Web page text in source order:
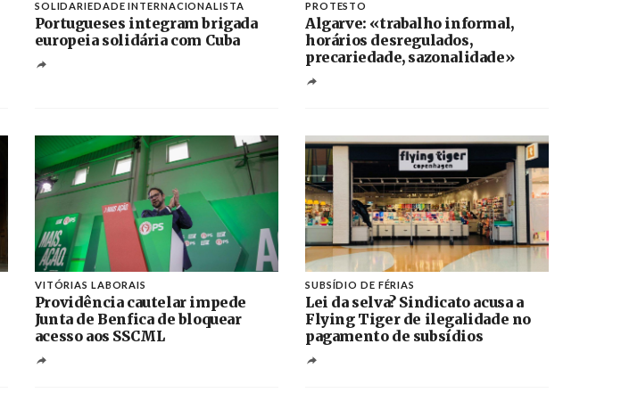
SOLIDARIEDADE INTERNACIONALISTA
Portugueses integram brigada
europeia solidária com Cuba
PROTESTO
Algarve: «trabalho informal,
horários desregulados,
precariedade, sazonalidade»
VITÓRIAS LABORAIS
Providência cautelar impede
Junta de Benfica de bloquear
acesso aos SSCML
SUBSÍDIO DE FÉRIAS
Lei da selva? Sindicato acusa a
Flying Tiger de ilegalidade no
pagamento de subsídios